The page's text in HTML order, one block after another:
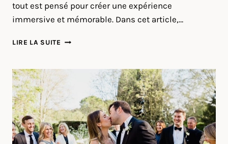
tout est pensé pour créer une expérience
immersive et mémorable. Dans cet article,…
LIRE LA SUITE MARIAGE
HALLES